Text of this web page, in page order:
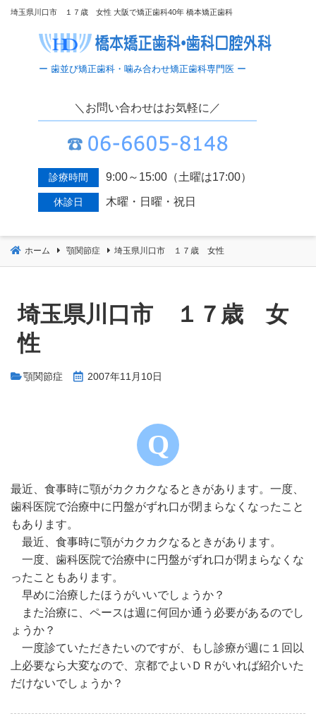
埼玉県川口市 １７歳 女性 大阪で矯正歯科40年 橋本矯正歯科
＼お問い合わせはお気軽に／
診療時間 9:00～15:00（土曜は17:00）
休診日 木曜・日曜・祝日
ホーム 顎関節症 埼玉県川口市 １７歳 女性
埼玉県川口市 １７歳 女
性
顎関節症 2007年11月10日
最近、食事時に顎がカクカクなるときがあります。一度、
歯科医院で治療中に円盤がずれ口が閉まらなくなったこと
もあります。
最近、食事時に顎がカクカクなるときがあります。
一度、歯科医院で治療中に円盤がずれ口が閉まらなくな
ったこともあります。
早めに治療したほうがいいでしょうか？
また治療に、ペースは週に何回か通う必要があるのでし
ょうか？
一度診ていただきたいのですが、もし診療が週に１回以
上必要なら大変なので、京都でよいＤＲがいれば紹介いた
だけないでしょうか？